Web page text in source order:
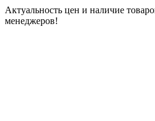
Актуальность цен и наличие
менеджеров!